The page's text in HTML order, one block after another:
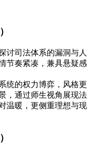
讨司法体系的漏洞与人
节奏紧凑，兼具悬疑感
统的权力博弈，风格更
，通过师生视角展现法
温暖，更侧重理想与现